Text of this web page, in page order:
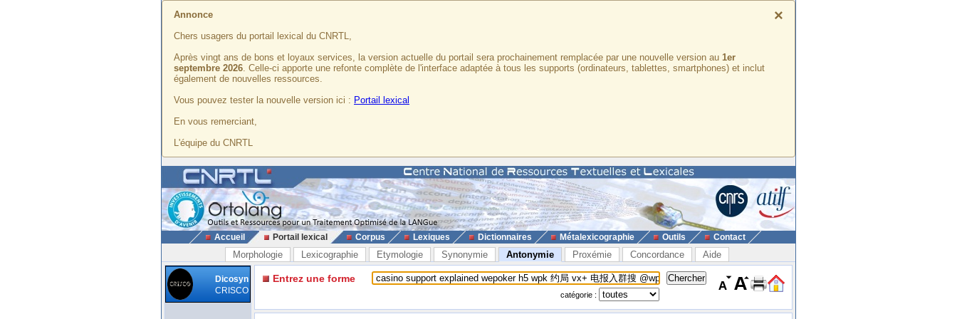
×
Annonce
Chers usagers du portail lexical du CNRTL,
Après vingt ans de bons et loyaux services, la version actuelle du portail sera prochainement remplacée par une nouvelle version au 1er
septembre 2026. Celle-ci apporte une refonte complète de l'interface adaptée à tous les supports (ordinateurs, tablettes, smartphones) et inclut
également de nouvelles ressources.
Vous pouvez tester la nouvelle version ici : Portail lexical
En vous remerciant,
L'équipe du CNRTL
Accueil Portail lexical Corpus Lexiques Dictionnaires Métalexicographie Outils Contact
Morphologie Lexicographie Etymologie Synonymie Antonymie Proxémie Concordance Aide
Dicosyn
CRISCO
Entrez une forme
catégorie :